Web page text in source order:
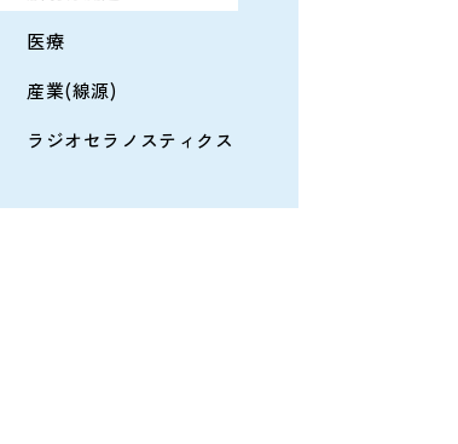
医療
産業(線源)
ラジオセラノスティクス